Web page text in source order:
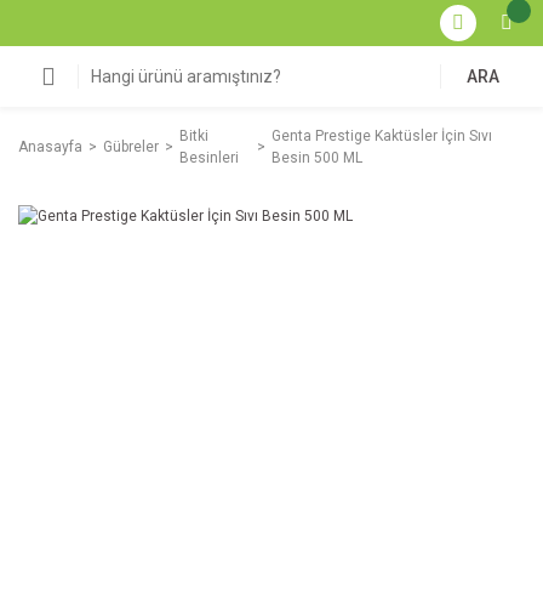
ARA
Anasayfa Gübreler
Bitki
Besinleri
Genta Prestige Kaktüsler İçin Sıvı
Besin 500 ML